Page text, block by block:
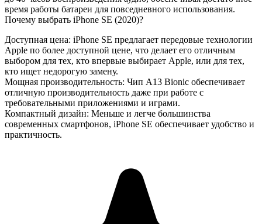
время работы батареи для повседневного использования.
Почему выбрать iPhone SE (2020)?
Доступная цена: iPhone SE предлагает передовые технологии
Apple по более доступной цене, что делает его отличным
выбором для тех, кто впервые выбирает Apple, или для тех,
кто ищет недорогую замену.
Мощная производительность: Чип A13 Bionic обеспечивает
отличную производительность даже при работе с
требовательными приложениями и играми.
Компактный дизайн: Меньше и легче большинства
современных смартфонов, iPhone SE обеспечивает удобство и
практичность.